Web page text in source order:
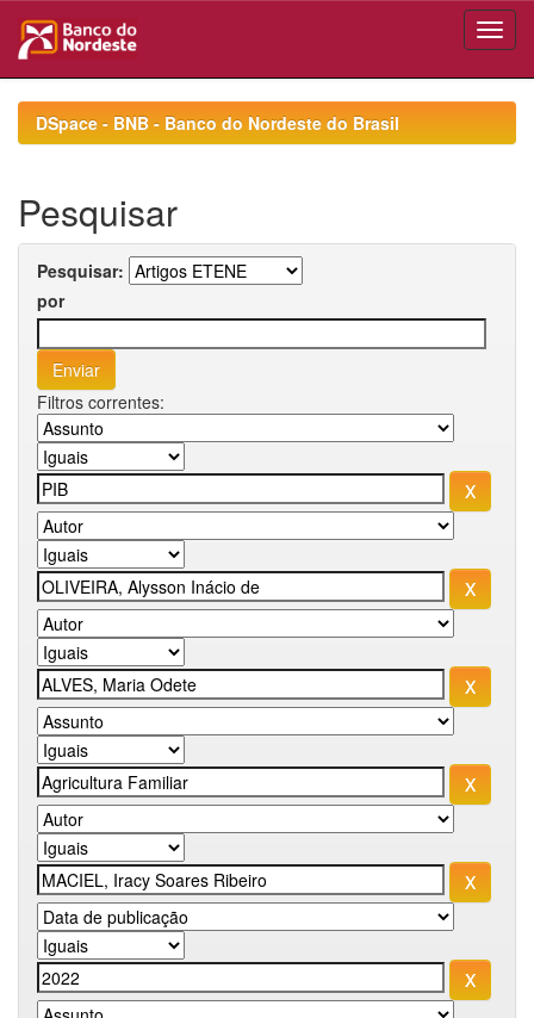
navigationDSpace - BNB - Banco do Nordeste do Brasil
Pesquisar
Pesquisar:
por
Filtros correntes: